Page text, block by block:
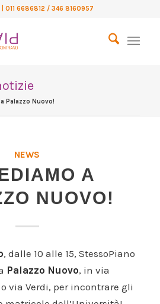
| 011 6686812 / 346 8160957
Palazzo Nuovo!
NEWS
A
NUOVO!
, dalle 10 alle 15, StessoPiano
Palazzo Nuovo, in via
via Verdi, per incontrare gli